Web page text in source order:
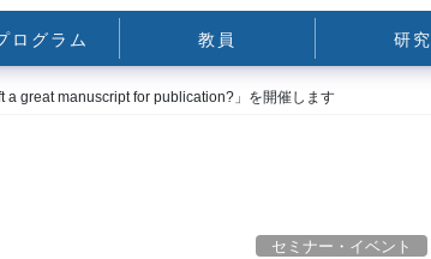
ログラム 教員 研究
a great manuscript for publication?」を開催します
セミナー・イベント